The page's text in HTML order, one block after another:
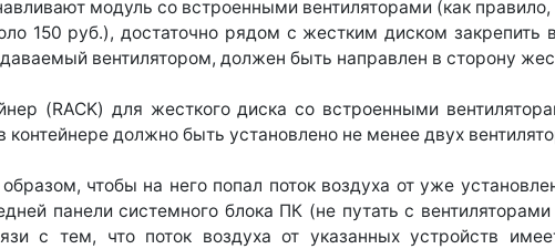
модуль со встроенными вентиляторами (как
150 руб.), достаточно рядом с жестким диском закрепить
вентилятором, должен быть направлен в сторону
(RACK) для жесткого диска со встроенными
должно быть установлено не менее двух
чтобы на него попал поток воздуха от уже
панели системного блока ПК (не путать с
с тем, что поток воздуха от указанных устройств